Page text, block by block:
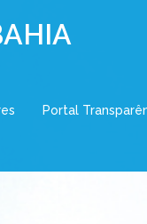
Portal